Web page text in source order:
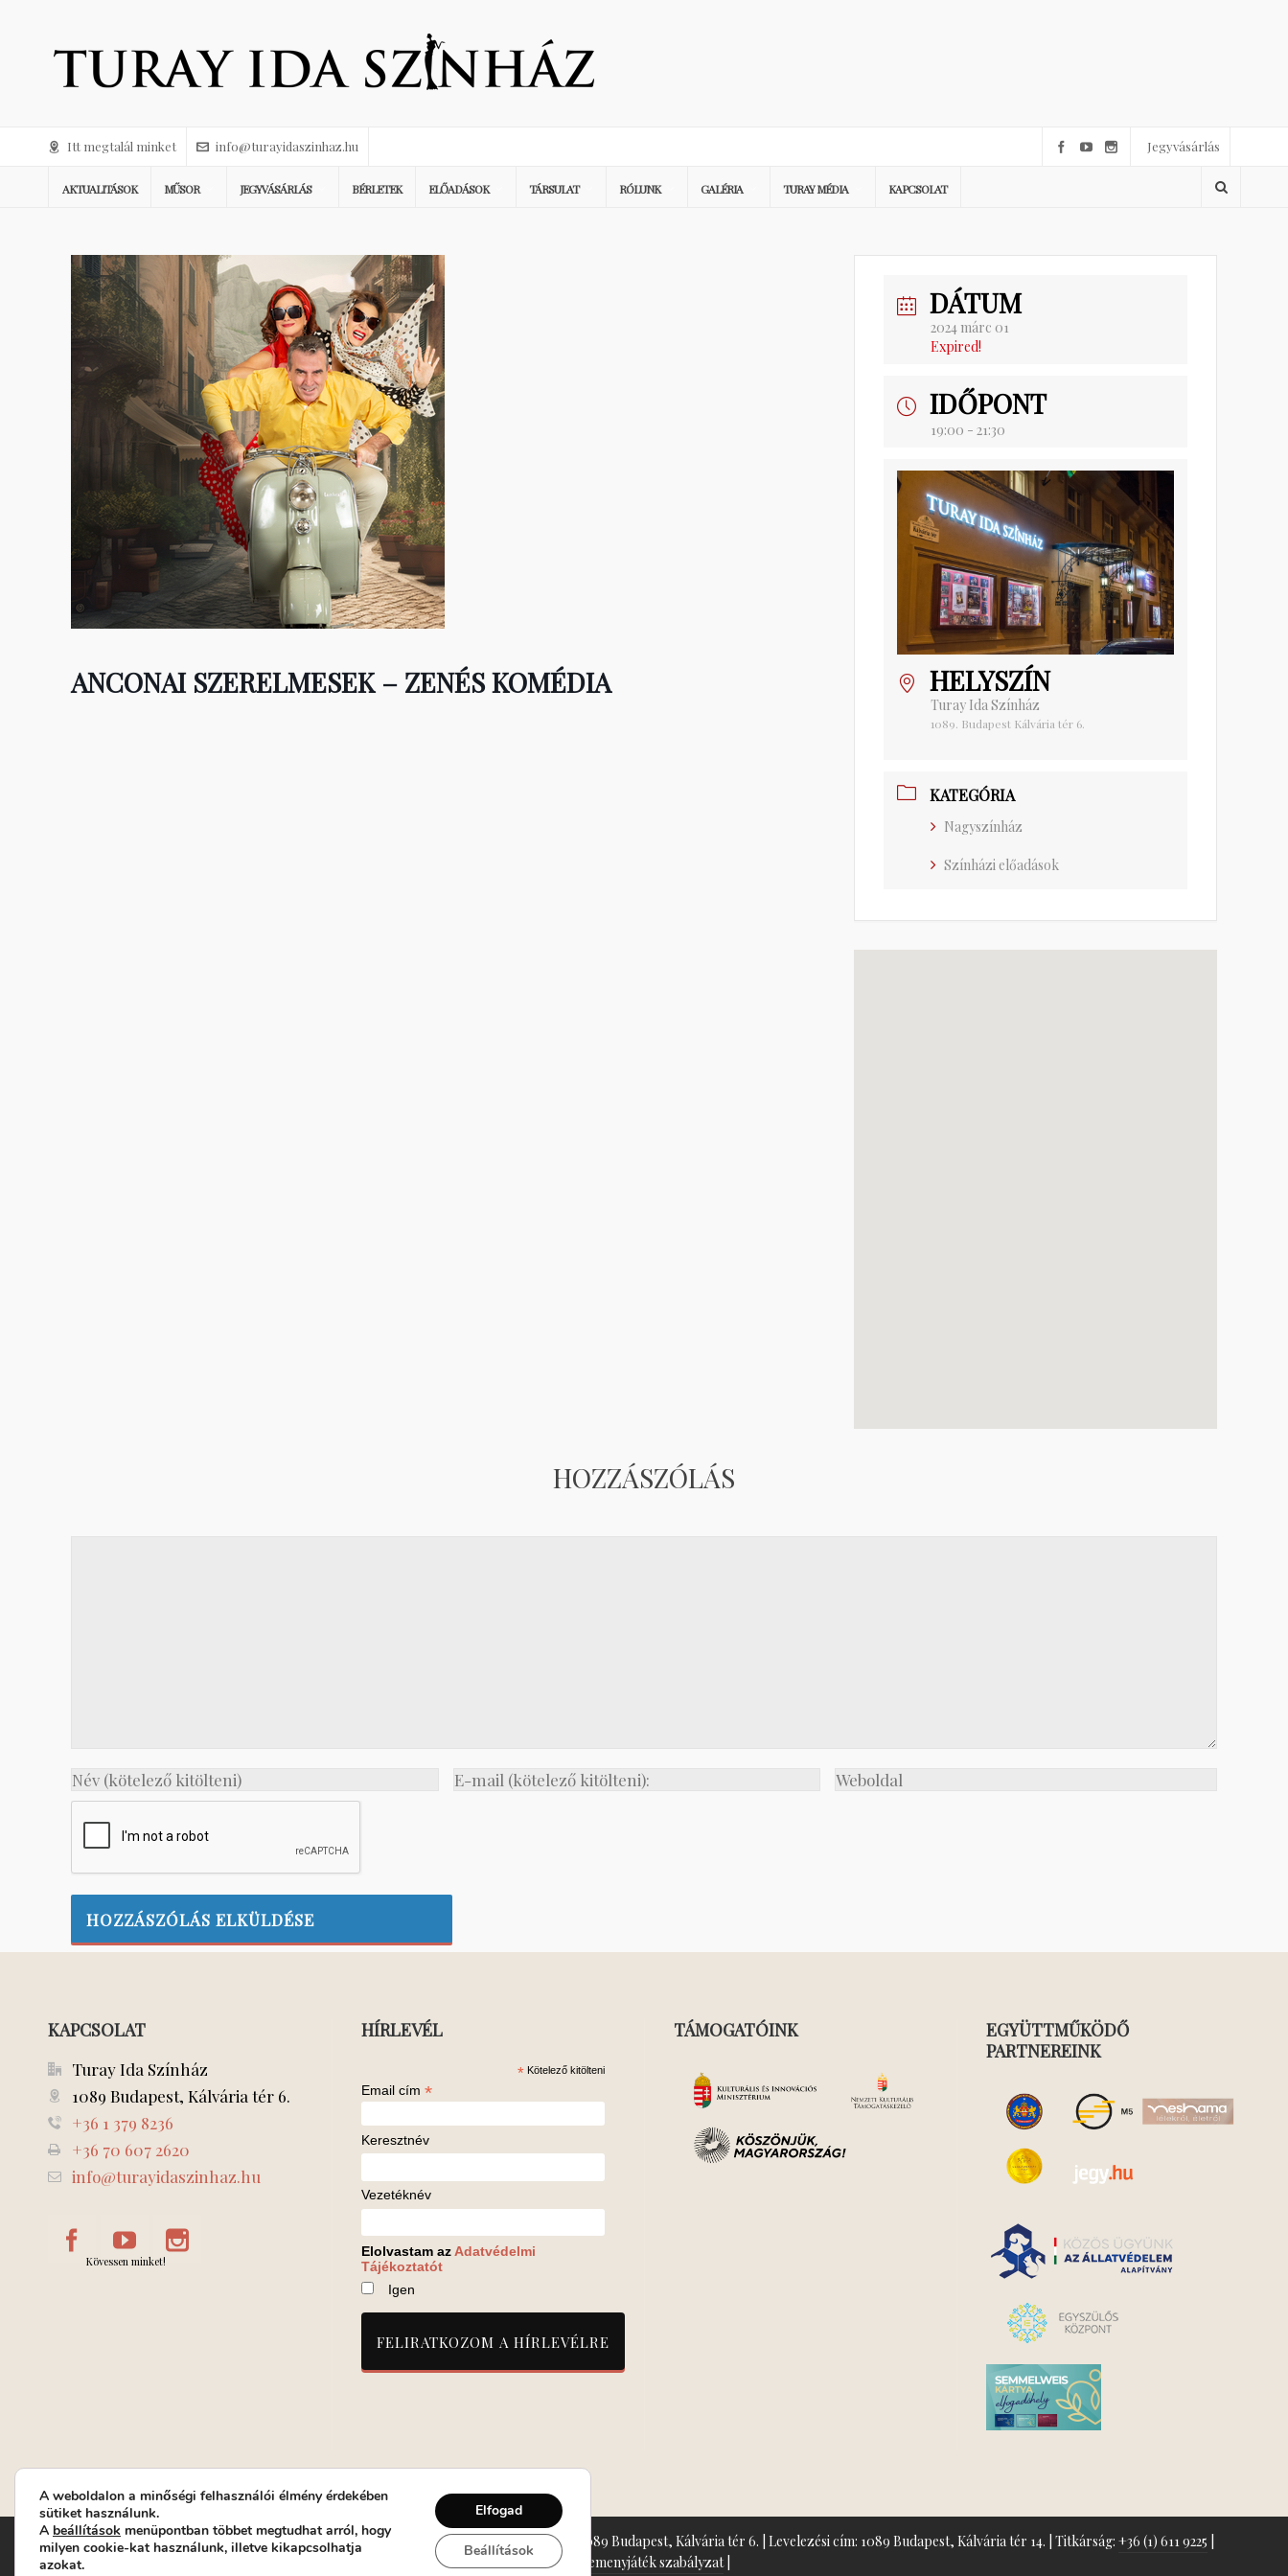
Itt megtalál minket info@turayidaszinhaz.hu Jegyvásárlás
AKTUALITÁSOK MŰSOR JEGYVÁSÁRLÁS BÉRLETEK ELŐADÁSOK TÁRSULAT RÓLUNK GALÉRIA TURAY MÉDIA KAPCSOLAT
ANCONAI SZERELMESEK – ZENÉS KOMÉDIA
DÁTUM
2024 márc 01
Expired!
IDŐPONT
19:00 - 21:30
HELYSZÍN
Turay Ida Színház
1089. Budapest Kálvária tér 6.
KATEGÓRIA
Nagyszínház
Színházi előadások
HOZZÁSZÓLÁS
KAPCSOLAT
Turay Ida Színház
1089 Budapest, Kálvária tér 6.
+36 1 379 8236
+36 70 607 2620
info@turayidaszinhaz.hu
Kövessen minket!
HÍRLEVÉL
* Kötelező kitölteni
Email cím *
Keresztnév
Vezetéknév
Elolvastam azAdatvédelmi
Tájékoztatót
Igen
TÁMOGATÓINK
EGYÜTTMŰKÖDŐ
PARTNEREINK
Turay Ida Színház Közhasznú Nonprofit Kft. | Működési helyszín: Turay Ida Színház 1089 Budapest, Kálvária tér 6. | Levelezési cím: 1089 Budapest, Kálvária tér 14. | Titkárság: +36 (1) 611 9225
Nyeremenyjáték szabályzat|
A weboldalon a minőségi felhasználói élmény érdekében
sütiket használunk.
A beállítások menüpontban többet megtudhat arról, hogy
milyen cookie-kat használunk, illetve kikapcsolhatja
azokat.
Elfogad
Beállítások